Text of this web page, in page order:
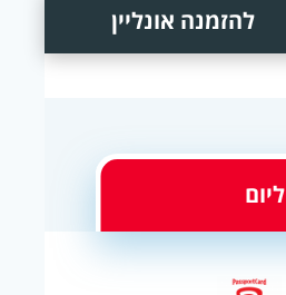
להזמנה אונליין
ליום